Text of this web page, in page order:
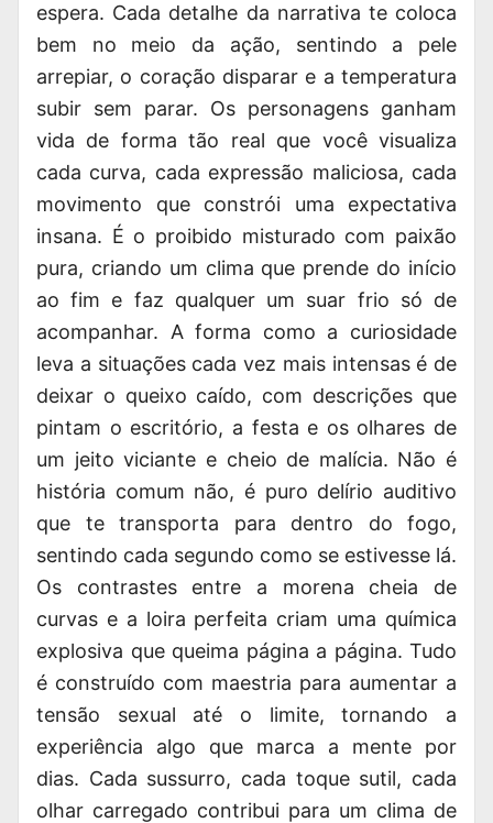
espera. Cada detalhe da narrativa te coloca
bem no meio da ação, sentindo a pele
arrepiar, o coração disparar e a temperatura
subir sem parar. Os personagens ganham
vida de forma tão real que você visualiza
cada curva, cada expressão maliciosa, cada
movimento que constrói uma expectativa
insana. É o proibido misturado com paixão
pura, criando um clima que prende do início
ao fim e faz qualquer um suar frio só de
acompanhar. A forma como a curiosidade
leva a situações cada vez mais intensas é de
deixar o queixo caído, com descrições que
pintam o escritório, a festa e os olhares de
um jeito viciante e cheio de malícia. Não é
história comum não, é puro delírio auditivo
que te transporta para dentro do fogo,
sentindo cada segundo como se estivesse lá.
Os contrastes entre a morena cheia de
curvas e a loira perfeita criam uma química
explosiva que queima página a página. Tudo
é construído com maestria para aumentar a
tensão sexual até o limite, tornando a
experiência algo que marca a mente por
dias. Cada sussurro, cada toque sutil, cada
olhar carregado contribui para um clima de